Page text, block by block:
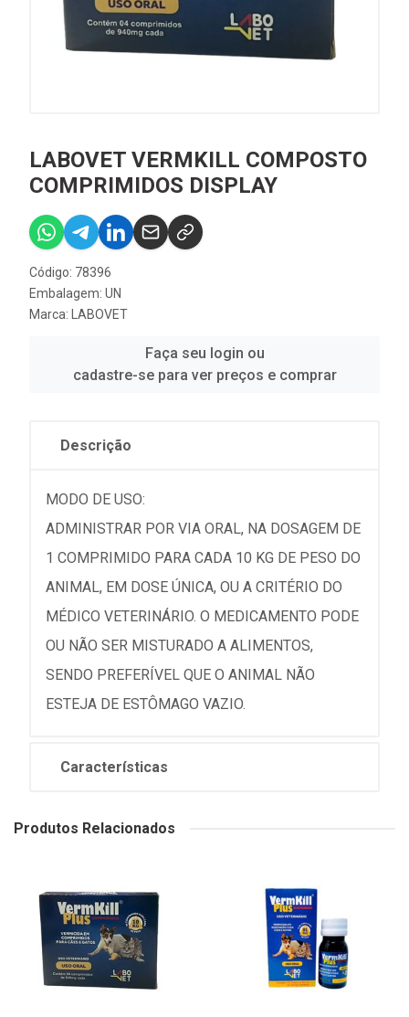
LABOVET VERMKILL COMPOSTO
COMPRIMIDOS DISPLAY
Código: 78396
Embalagem: UN
Marca:
LABOVET
Faça seu login ou
cadastre-se para ver preços e comprar
Descrição
MODO DE USO:
ADMINISTRAR POR VIA ORAL, NA DOSAGEM DE
1 COMPRIMIDO PARA CADA 10 KG DE PESO DO
ANIMAL, EM DOSE ÚNICA, OU A CRITÉRIO DO
MÉDICO VETERINÁRIO. O MEDICAMENTO PODE
OU NÃO SER MISTURADO A ALIMENTOS,
SENDO PREFERÍVEL QUE O ANIMAL NÃO
ESTEJA DE ESTÔMAGO VAZIO.
Características
Produtos Relacionados